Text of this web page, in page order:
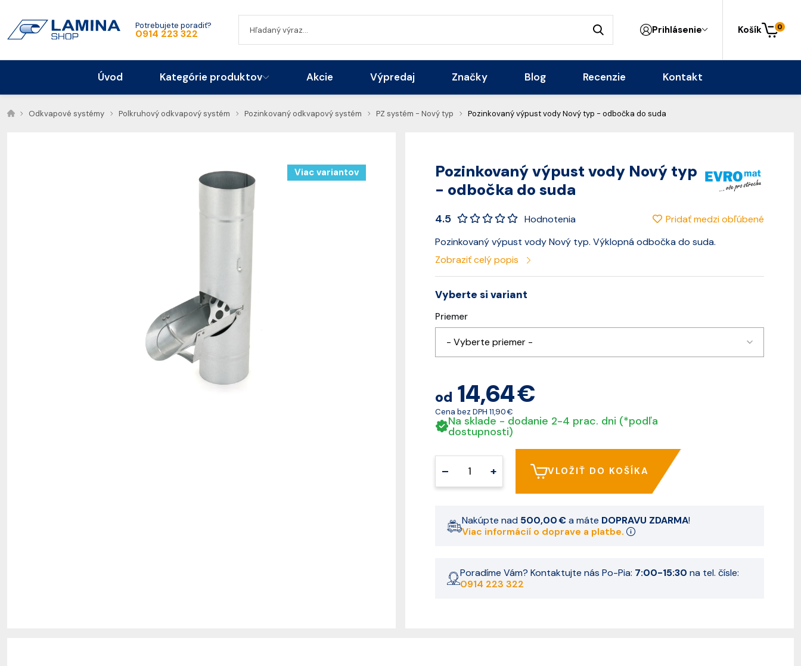
Potrebujete poradiť?
0914 223 322 Prihlásenie Košík 0
Úvod Kategórie produktov Akcie Výpredaj Značky Blog Recenzie Kontakt
Odkvapové systémy Polkruhový odkvapový systém Pozinkovaný odkvapový systém PZ systém - Nový typ Pozinkovaný výpust vody Nový typ - odbočka do suda
Viac variantov
Pozinkovaný výpust vody Nový typ
- odbočka do suda
4.5 Hodnotenia
Pridať medzi obľúbené
Pozinkovaný výpust vody Nový typ. Výklopná odbočka do suda.
Zobraziť celý popis
Vyberte si variant
Priemer
- Vyberte priemer -
od 14,64 €
Cena bez DPH 11,90 €
Na sklade - dodanie 2-4 prac. dni (*podľa
dostupnosti)
– + VLOŽIŤ DO KOŠÍKA
Nakúpte nad 500,00 €a máte DOPRAVU ZDARMA!
Viac informácií o doprave a platbe.
Poradíme Vám? Kontaktujte nás Po-Pia: 7:00-15:30 na tel. čísle:
0914 223 322